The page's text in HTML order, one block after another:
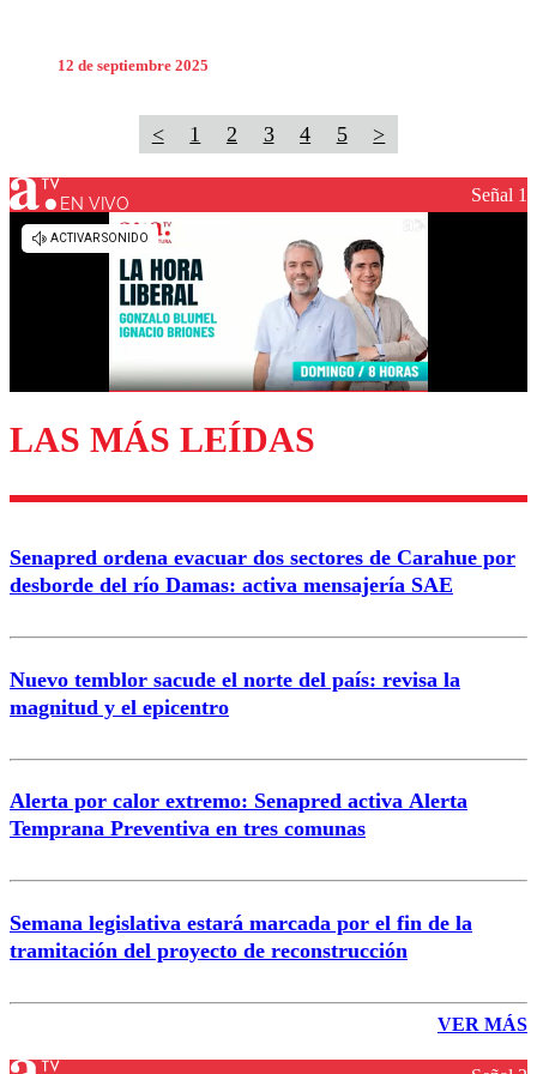
12 de septiembre 2025
< 1 2 3 4 5 >
EN VIVO Señal 1
LAS MÁS LEÍDAS
Senapred ordena evacuar dos sectores de Carahue por
desborde del río Damas: activa mensajería SAE
Nuevo temblor sacude el norte del país: revisa la
magnitud y el epicentro
Alerta por calor extremo: Senapred activa Alerta
Temprana Preventiva en tres comunas
Semana legislativa estará marcada por el fin de la
tramitación del proyecto de reconstrucción
VER MÁS